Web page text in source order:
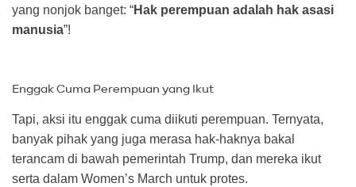
yang nonjok banget: “Hak perempuan adalah hak asasi
manusia”!
Enggak Cuma Perempuan yang Ikut
Tapi, aksi itu enggak cuma diikuti perempuan. Ternyata,
banyak pihak yang juga merasa hak-haknya bakal
terancam di bawah pemerintah Trump, dan mereka ikut
serta dalam Women’s March untuk protes.